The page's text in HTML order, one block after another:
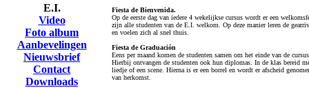
E.I.
Video
Foto album
Aanbevelingen
Nieuwsbrief
Contact
Downloads
Fiesta de Bienvenida.
Op de eerste dag van iedere 4 wekelijkse cursus wordt er een
zijn alle studenten van de E.I. welkom. Op deze manier leren de
en voelen zich al snel thuis.
Fiesta de Graduación
Eens per maand komen de studenten samen om het einde van de
Hierbij ontvangen de studenten ook hun diplomas. In de klas bereid
liedje of een scene. Hierna is er een borrel en wordt er afscheid
van herkomst.